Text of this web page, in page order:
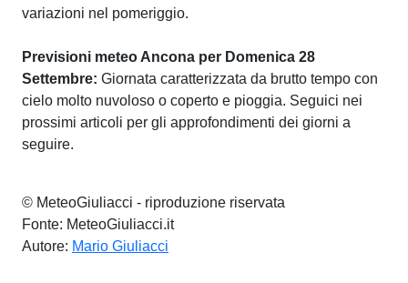
variazioni nel pomeriggio.
Previsioni meteo Ancona per Domenica 28
Settembre: Giornata caratterizzata da brutto tempo con
cielo molto nuvoloso o coperto e pioggia. Seguici nei
prossimi articoli per gli approfondimenti dei giorni a
seguire.
© MeteoGiuliacci - riproduzione riservata
Fonte: MeteoGiuliacci.it
Autore: Mario Giuliacci